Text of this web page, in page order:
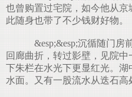
也曾购置过宅院，如今他从
此随身也带了不少钱财好物。
&esp;&esp;沉循随门房
回廊曲折，转过影壁，见院
下朱栏在水光下更显红光。
水面。又有一股流水从迭石高